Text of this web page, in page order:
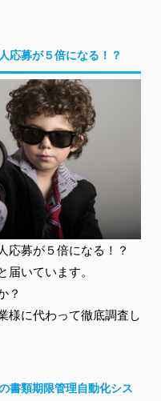
応募が５倍になる！？
応募が５倍になる！？
届いています。
？
様に代わって徹底調査し
書類期限管理自動化シス